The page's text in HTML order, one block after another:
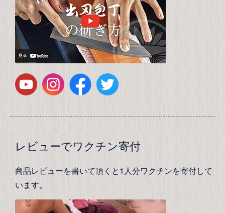
レビューでワクチン寄付
商品レビューを書いて頂くと1人分ワクチンを寄付して
います。